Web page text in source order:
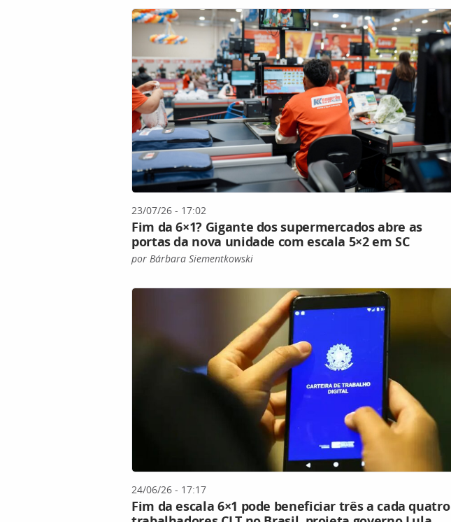
23/07/26 - 17:02
Fim da 6×1? Gigante dos supermercados abre as
portas da nova unidade com escala 5×2 em SC
por Bárbara Siementkowski
24/06/26 - 17:17
Fim da escala 6×1 pode beneficiar três a cada quatro